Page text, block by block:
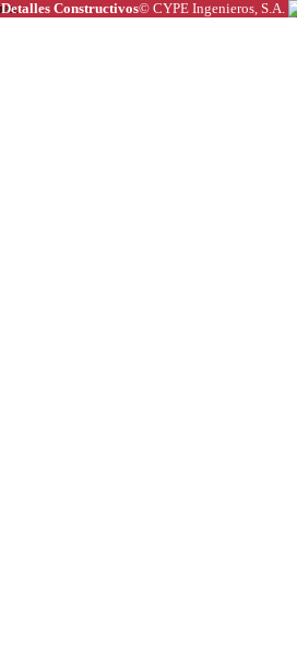
Detalles Constructivos© CYPE Ingenieros, S.A.